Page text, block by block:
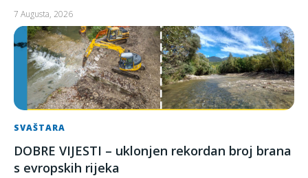
7 Augusta, 2026
SVAŠTARA
DOBRE VIJESTI – uklonjen rekordan broj brana
s evropskih rijeka